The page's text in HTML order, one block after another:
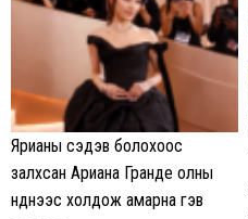
Ярианы сэдэв болохоос
залхсан Ариана Гранде олны
нүднээс холдож амарна гэв